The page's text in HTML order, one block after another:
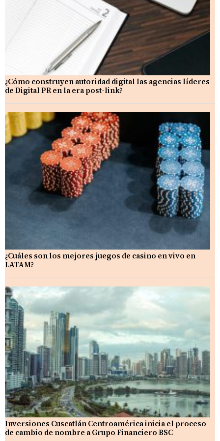
¿Cómo construyen autoridad digital las agencias líderes
de Digital PR en la era post-link?
¿Cuáles son los mejores juegos de casino en vivo en
LATAM?
Inversiones Cuscatlán Centroamérica inicia el proceso
de cambio de nombre a Grupo Financiero BSC